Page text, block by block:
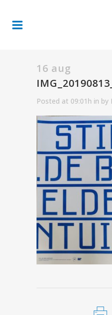
16 aug
Posted at 09:01h in by